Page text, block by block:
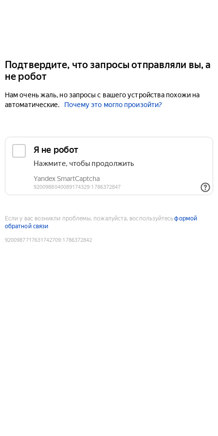
Подтвердите, что запросы отправляли вы, а
не робот
Нам очень жаль, но запросы с вашего устройства похожи на
автоматические.
Почему это могло произойти?
Если у вас возникли проблемы, пожалуйста, воспользуйтесьформой
обратной связи
9200987717631742709:1786372842